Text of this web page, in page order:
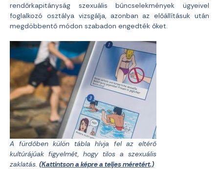
rendőrkapitányság szexuális bűncselekmények ügyeivel
foglalkozó osztálya vizsgálja, azonban az előállításuk után
megdöbbentő módon szabadon engedték őket.
A fürdőben külön tábla hívja fel az eltérő
kultúrájúak figyelmét, hogy tilos a szexuális
zaklatás. (Kattintson a képre a teljes méretért.)